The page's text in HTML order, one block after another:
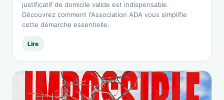
justificatif de domicile valide est indispensable.
Découvrez comment l'Association ADA vous simplifie
cette démarche essentielle.
Lire